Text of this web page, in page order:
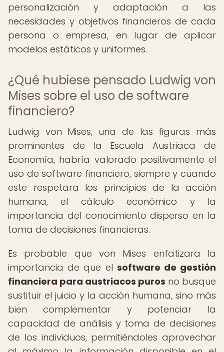
personalización y adaptación a las
necesidades y objetivos financieros de cada
persona o empresa, en lugar de aplicar
modelos estáticos y uniformes.
¿Qué hubiese pensado Ludwig von
Mises sobre el uso de software
financiero?
Ludwig von Mises, una de las figuras más
prominentes de la Escuela Austriaca de
Economía, habría valorado positivamente el
uso de software financiero, siempre y cuando
este respetara los principios de la acción
humana, el cálculo económico y la
importancia del conocimiento disperso en la
toma de decisiones financieras.
Es probable que von Mises enfatizara la
importancia de que el software de gestión
financiera para austriacos puros no busque
sustituir el juicio y la acción humana, sino más
bien complementar y potenciar la
capacidad de análisis y toma de decisiones
de los individuos, permitiéndoles aprovechar